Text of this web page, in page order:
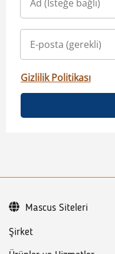
Gizlilik Politikası
Şirket
Mascus Siteleri